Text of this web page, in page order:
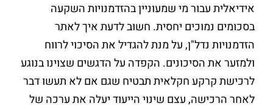
אידיאלית עבור מי שמעוניין בהזדמנויות השקעה
בסכומים נמוכים יחסית. חשוב לדעת איך לאתר
הזדמנויות נדל"ן, על מנת להגדיל את הסיכוי לרווח
ולמזער את הסיכונים. הקפדה על הדגשים שצוינו בנוגע
לרכישת קרקע חקלאית תבטיח שגם אם לא תעשו דבר
לאחר הרכישה, עצם שינוי הייעוד יעלה את ערכה של